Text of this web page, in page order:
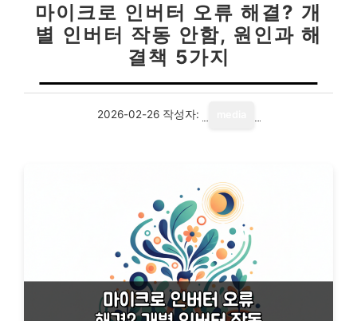
마이크로 인버터 오류 해결? 개
별 인버터 작동 안함, 원인과 해
결책 5가지
2026-02-26 작성자: